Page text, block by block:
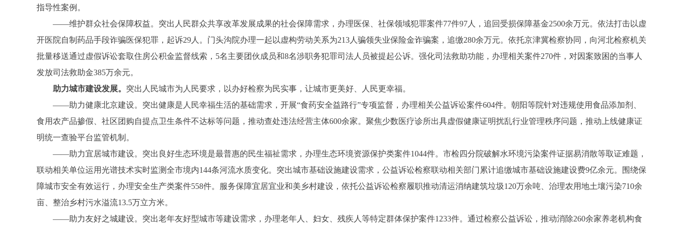
指导性案例。
——维护群众社会保障权益。突出人民群众共享改革发展成果的社会保障需求，办理医保、社保领域犯罪案件77件97人，追回受损保障基金2500余万元。依法打击以虚
开医院自制药品手段诈骗医保犯罪，起诉29人。门头沟院办理一起以虚构劳动关系为213人骗领失业保险金诈骗案，追缴280余万元。依托京津冀检察协同，向河北检察机关
批量移送通过虚假诉讼套取住房公积金监督线索，5名主要团伙成员和8名涉职务犯罪司法人员被提起公诉。强化司法救助功能，办理相关案件270件，对因案致困的当事人
发放司法救助金385万余元。
助力城市建设发展。 突出人民城市为人民要求，以办好检察为民实事，让城市更美好、人民更幸福。
——助力健康北京建设。突出健康是人民幸福生活的基础需求，开展“食药安全益路行”专项监督，办理相关公益诉讼案件604件。朝阳等院针对违规使用食品添加剂、
食用农产品掺假、社区团购自提点卫生条件不达标等问题，推动查处违法经营主体600余家。聚焦少数医疗诊所出具虚假健康证明扰乱行业管理秩序问题，推动上线健康证
明统一查验平台监管机制。
——助力宜居城市建设。突出良好生态环境是最普惠的民生福祉需求，办理生态环境资源保护类案件1044件。市检四分院破解水环境污染案件证据易消散等取证难题，
联动相关单位运用光谱技术实时监测全市境内144条河流水质变化。突出城市基础设施建设需求，公益诉讼检察联动相关部门累计追缴城市基础设施建设费9亿余元。围绕保
障城市安全有效运行，办理安全生产类案件558件。服务保障宜居宜业和美乡村建设，依托公益诉讼检察履职推动清运消纳建筑垃圾120万余吨、治理农用地土壤污染710余
亩、整治乡村污水溢流13.5万立方米。
——助力友好之城建设。突出老年友好型城市等建设需求，办理老年人、妇女、残疾人等特定群体保护案件1233件。通过检察公益诉讼，推动消除260余家养老机构食